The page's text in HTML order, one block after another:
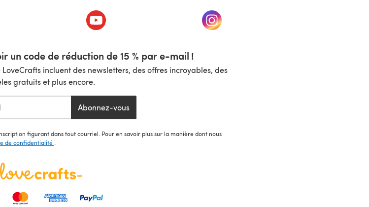
dans un nouvel onglet) (s'ouvre dans un nouvel onglet) (s'ouvre dans un nouvel onglet)
un code de réduction de 15 % par e-mail !
incluent des newsletters, des offres incroyables, des
gratuits et plus encore.
Abonnez-vous
figurant dans tout courriel. Pour en savoir plus sur la manière dont nous
de confidentialité .